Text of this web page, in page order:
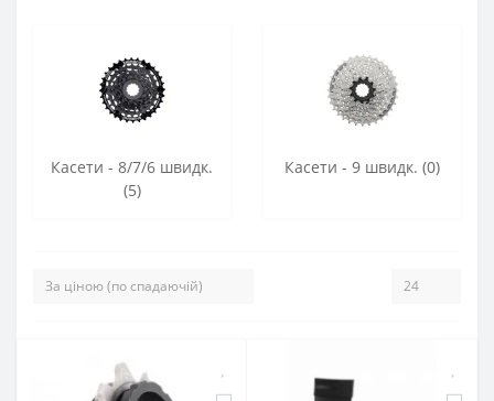
Касети - 8/7/6 швидк.
(5)
Касети - 9 швидк. (0)